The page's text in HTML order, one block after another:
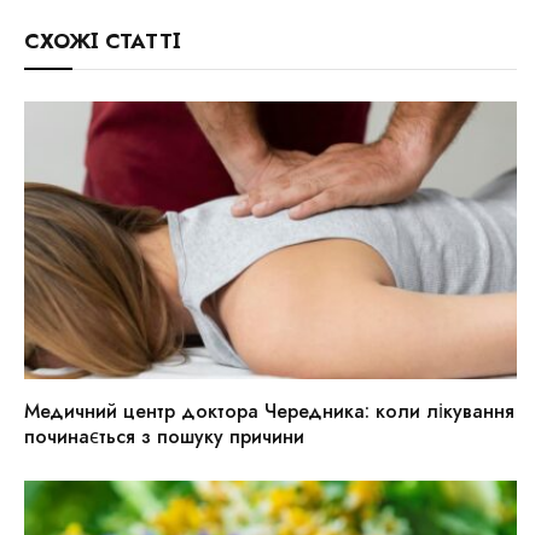
СХОЖІ СТАТТІ
Медичний центр доктора Чередника: коли лікування
починається з пошуку причини